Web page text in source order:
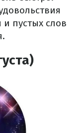
пустых слов